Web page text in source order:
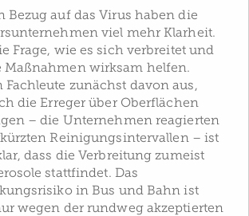
Bezug auf das Virus haben die
viel mehr Klarheit.
Frage, wie es sich verbreitet und
Maßnahmen wirksam helfen.
Fachleute zunächst davon aus,
die Erreger über Oberflächen
– die Unternehmen reagierten
Reinigungs­intervallen – ist
dass die Verbreitung zumeist
stattfindet. Das
in Bus und Bahn ist
wegen der rundweg akzeptierten